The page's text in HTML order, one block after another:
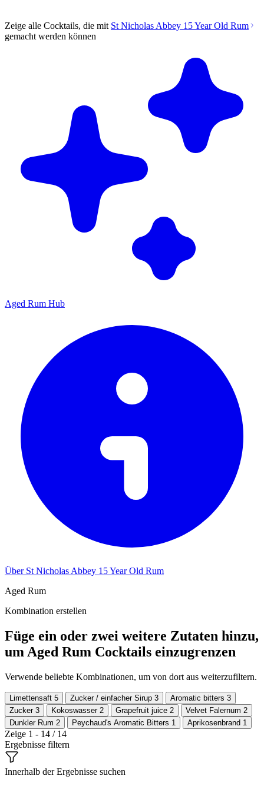
Zeige alle Cocktails, die mit St Nicholas Abbey 15 Year Old Rum
gemacht werden können
Aged Rum Hub
Über St Nicholas Abbey 15 Year Old Rum
Aged Rum
Kombination erstellen
Füge ein oder zwei weitere Zutaten hinzu,
um Aged Rum Cocktails einzugrenzen
Verwende beliebte Kombinationen, um von dort aus weiterzufiltern.
Limettensaft 5 Zucker / einfacher Sirup 3 Aromatic bitters 3
Zucker 3 Kokoswasser 2 Grapefruit juice 2 Velvet Falernum 2
Dunkler Rum 2 Peychaud's Aromatic Bitters 1 Aprikosenbrand 1
Zeige 1 - 14 / 14
Ergebnisse filtern
Innerhalb der Ergebnisse suchen